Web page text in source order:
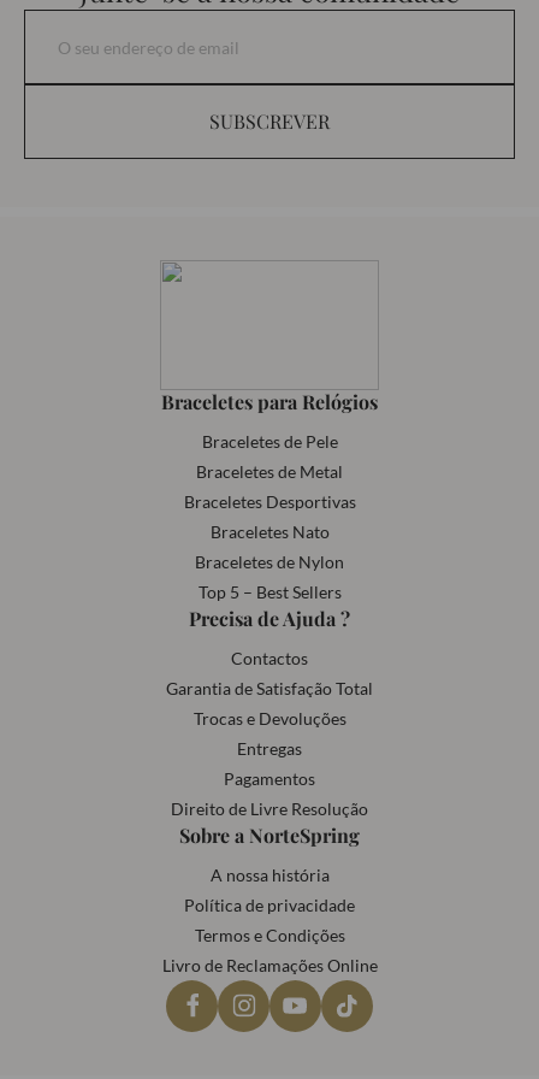
SUBSCREVER
Braceletes para Relógios
Braceletes de Pele
Braceletes de Metal
Braceletes Desportivas
Braceletes Nato
Braceletes de Nylon
Top 5 – Best Sellers
Precisa de Ajuda ?
Contactos
Garantia de Satisfação Total
Trocas e Devoluções
Entregas
Pagamentos
Direito de Livre Resolução
Sobre a NorteSpring
A nossa história
Política de privacidade
Termos e Condições
Livro de Reclamações Online